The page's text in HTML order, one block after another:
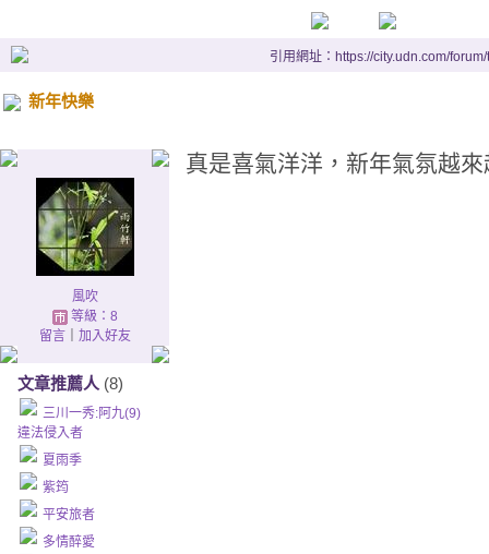
引用網址：https://city.udn.com/
新年快樂
風吹
等級：8
留言｜ 加入好友
文章推薦人 (8)
三川一秀:阿九(9)
違法侵入者
夏雨季
紫筠
平安旅者
多情醉愛
真是喜氣洋洋，新年氣氛越